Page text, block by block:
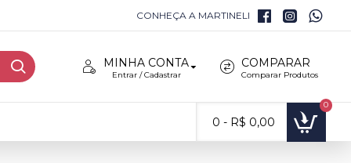
CONHEÇA A MARTINELI
MINHA CONTA
Entrar / Cadastrar
COMPARAR
Comparar Produtos
0 - R$ 0,00
0